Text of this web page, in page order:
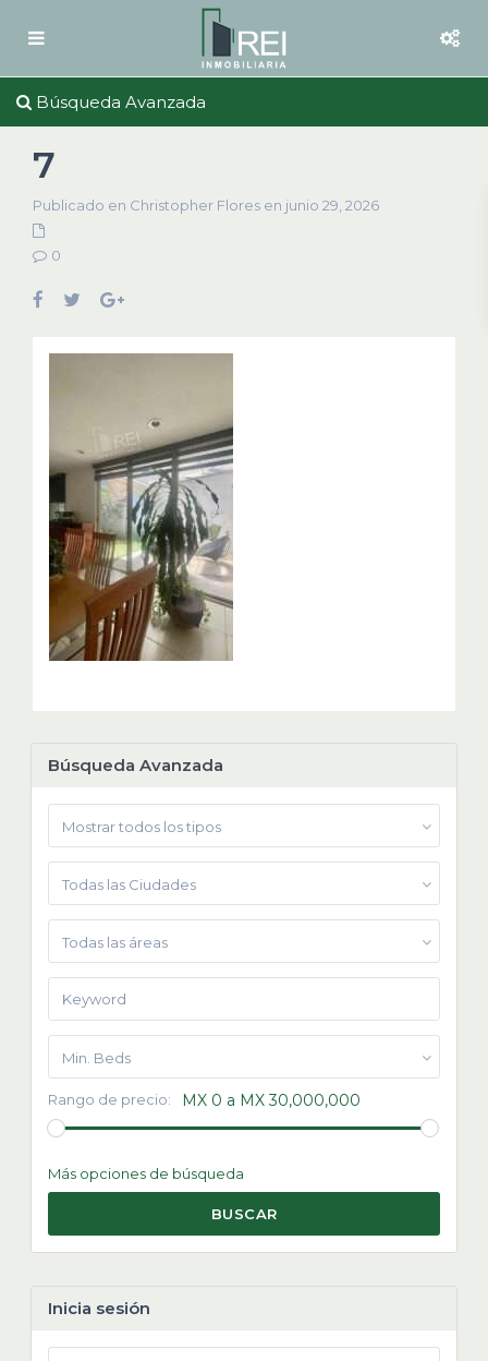
Búsqueda Avanzada
7
Publicado en Christopher Flores en junio 29, 2026
0
Búsqueda Avanzada
Mostrar todos los tipos
Todas las Ciudades
Todas las áreas
Min. Beds
Rango de precio: MX 0 a MX 30,000,000
Más opciones de búsqueda
BUSCAR
Inicia sesión